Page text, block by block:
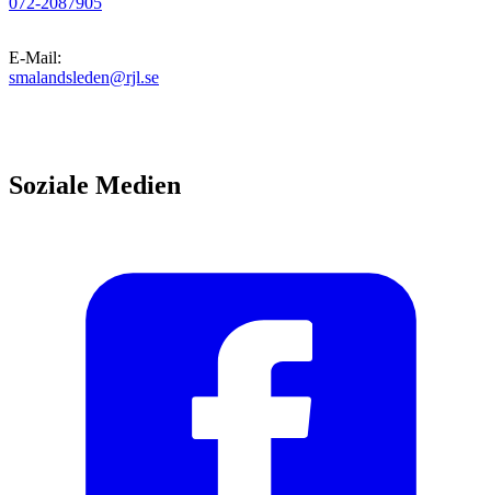
E-Mail:
smalandsleden@rjl.se
Soziale Medien